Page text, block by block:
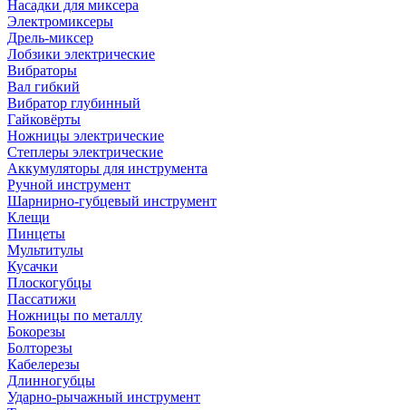
Насадки для миксера
Электромиксеры
Дрель-миксер
Лобзики электрические
Вибраторы
Вал гибкий
Вибратор глубинный
Гайковёрты
Ножницы электрические
Степлеры электрические
Аккумуляторы для инструмента
Ручной инструмент
Шарнирно-губцевый инструмент
Клещи
Пинцеты
Мультитулы
Кусачки
Плоскогубцы
Пассатижи
Ножницы по металлу
Бокорезы
Болторезы
Кабелерезы
Длинногубцы
Ударно-рычажный инструмент